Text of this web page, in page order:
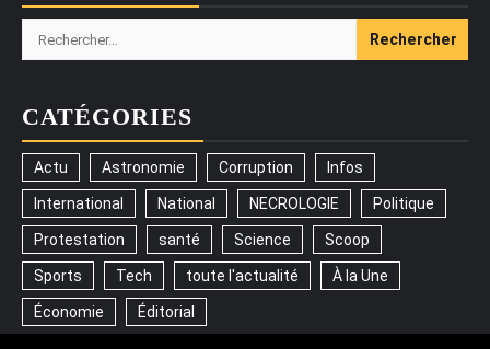
Rechercher :
CATÉGORIES
Actu Astronomie Corruption Infos
International National NECROLOGIE Politique
Protestation santé Science Scoop
Sports Tech toute l'actualité À la Une
Économie Éditorial